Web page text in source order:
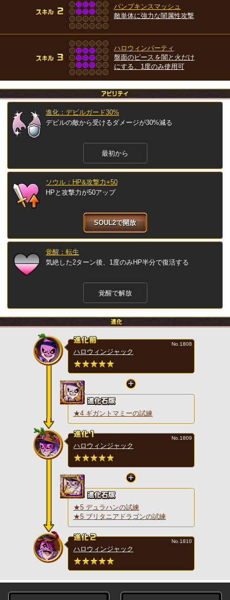
パンプキンスマッシュ
敵単体に強力な闇属性攻撃
ハロウィンパーティ
盤面のピースを闇と火だけ
にする、1度のみ使用可
進化：デビルガード30%
デビルの敵から受けるダメージが30%減る
最初から
ソウル：HP&攻撃力+50
HPと攻撃力が50アップ
SOUL2で開放
覚醒：転生
気絶した2ターン後、1度のみHP半分で復活する
覚醒で解放
ハロウィンジャック
No.1808
★4 ギガントマミーの試練
ハロウィンジャック
No.1809
★5 デュラハンの試練
★5 ブリタニアドラゴンの試練
ハロウィンジャック
No.1810